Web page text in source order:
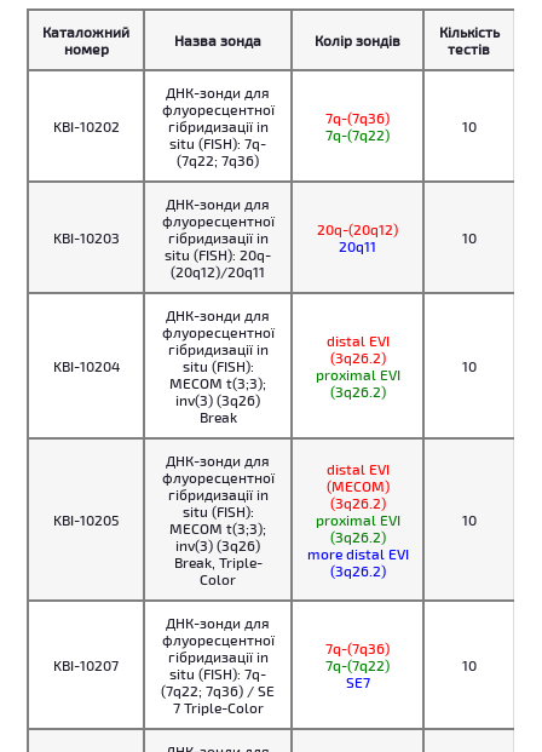
Каталожний
номер
Назва зонда Колір зондів
Кількість
тестів
KBI-10202
ДНК-зонди для
флуоресцентної
гібридизації in
situ (FISH): 7q-
(7q22; 7q36)
7q-(7q36)
7q-(7q22)
10
KBI-10203
ДНК-зонди для
флуоресцентної
гібридизації in
situ (FISH): 20q-
(20q12)/20q11
20q-(20q12)
20q11
10
KBI-10204
ДНК-зонди для
флуоресцентної
гібридизації in
situ (FISH):
MECOM t(3;3);
inv(3) (3q26)
Break
distal EVI
(3q26.2)
proximal EVI
(3q26.2)
10
KBI-10205
ДНК-зонди для
флуоресцентної
гібридизації in
situ (FISH):
MECOM t(3;3);
inv(3) (3q26)
Break, Triple-
Color
distal EVI
(MECOM)
(3q26.2)
proximal EVI
(3q26.2)
more distal EVI
(3q26.2)
10
KBI-10207
ДНК-зонди для
флуоресцентної
гібридизації in
situ (FISH): 7q-
(7q22; 7q36) / SE
7 Triple-Color
7q-(7q36)
7q-(7q22)
SE7
10